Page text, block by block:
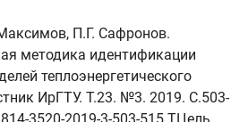
П.Г. Сафронов.
методика идентификации
теплоэнергетического
ИрГТУ. Т.23. №3. 2019. C.503-